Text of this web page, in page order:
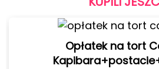
Opłatek na tort